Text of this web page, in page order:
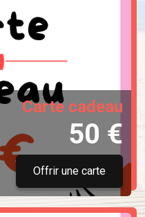
Carte cadeau
50 €
Offrir une carte